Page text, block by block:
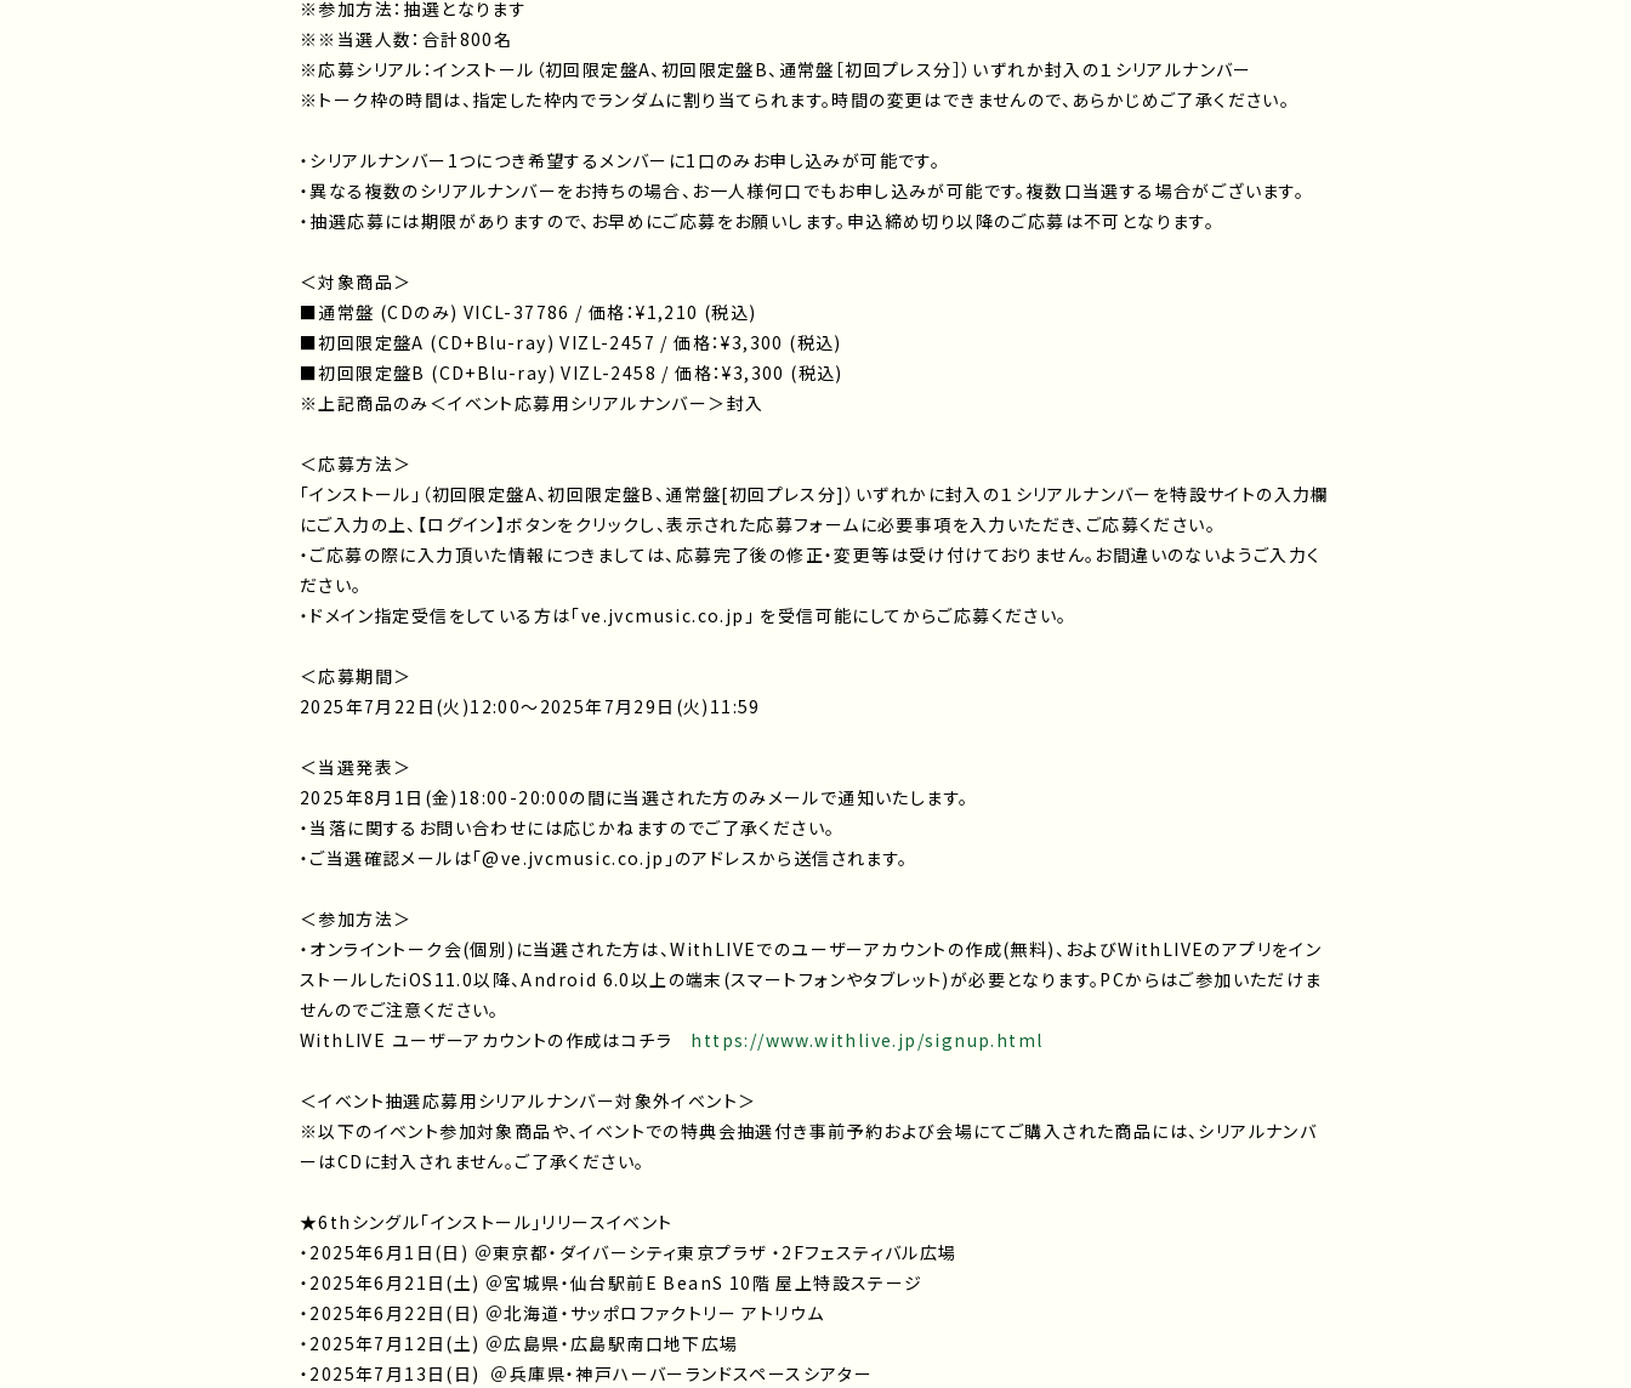
※参加方法：抽選となります
※※当選人数：合計800名
※応募シリアル：インストール（初回限定盤A、初回限定盤B、通常盤［初回プレス分］）いずれか封入の１シリアルナンバー
※トーク枠の時間は、指定した枠内でランダムに割り当てられます。時間の変更はできませんので、あらかじめご了承ください。
・シリアルナンバー1つにつき希望するメンバーに1口のみお申し込みが可能です。
・異なる複数のシリアルナンバーをお持ちの場合、お一人様何口でもお申し込みが可能です。複数口当選する場合がございます。
・抽選応募には期限がありますので、お早めにご応募をお願いします。申込締め切り以降のご応募は不可となります。
＜対象商品＞
■通常盤 (CDのみ) VICL-37786 / 価格：¥1,210 (税込)
■初回限定盤A (CD+Blu-ray) VIZL-2457 / 価格：¥3,300 (税込)
■初回限定盤B (CD+Blu-ray) VIZL-2458 / 価格：¥3,300 (税込)
※上記商品のみ＜イベント応募用シリアルナンバー＞封入
＜応募方法＞
「インストール」（初回限定盤A、初回限定盤B、通常盤[初回プレス分]）いずれかに封入の１シリアルナンバーを特設サイトの入力欄
にご入力の上、【ログイン】ボタンをクリックし、表示された応募フォームに必要事項を入力いただき、ご応募ください。
・ご応募の際に入力頂いた情報につきましては、応募完了後の修正・変更等は受け付けておりません。お間違いのないようご入力く
ださい。
・ドメイン指定受信をしている方は「ve.jvcmusic.co.jp」 を受信可能にしてからご応募ください。
＜応募期間＞
2025年7月22日(火)12:00～2025年7月29日(火)11:59
＜当選発表＞
2025年8月1日(金)18:00-20:00の間に当選された方のみメールで通知いたします。
・当落に関するお問い合わせには応じかねますのでご了承ください。
・ご当選確認メールは「@ve.jvcmusic.co.jp」のアドレスから送信されます。
＜参加方法＞
・オンライントーク会(個別)に当選された方は、WithLIVEでのユーザーアカウントの作成(無料)、およびWithLIVEのアプリをイン
ストールしたiOS11.0以降、Android 6.0以上の端末(スマートフォンやタブレット)が必要となります。PCからはご参加いただけま
せんのでご注意ください。
WithLIVE ユーザーアカウントの作成はコチラ https://www.withlive.jp/signup.html
＜イベント抽選応募用シリアルナンバー対象外イベント＞
※以下のイベント参加対象商品や、イベントでの特典会抽選付き事前予約および会場にてご購入された商品には、シリアルナンバ
ーはCDに封入されません。ご了承ください。
★6thシングル「インストール」リリースイベント
・2025年6月1日(日) ＠東京都・ダイバーシティ東京プラザ ・2Fフェスティバル広場
・2025年6月21日(土) ＠宮城県・仙台駅前E BeanS 10階 屋上特設ステージ
・2025年6月22日(日) ＠北海道・サッポロファクトリー アトリウム
・2025年7月12日(土) ＠広島県・広島駅南口地下広場
・2025年7月13日(日) ＠兵庫県・神戸ハーバーランドスペースシアター